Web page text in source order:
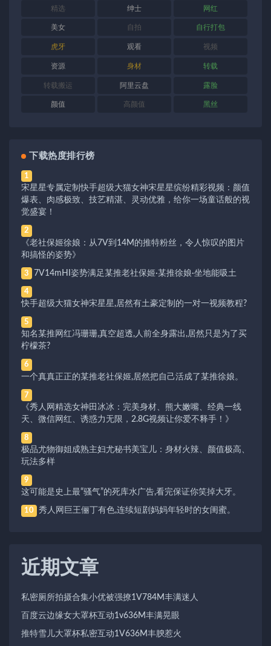
精选 绅士 网红
美女 自拍 自行打包
虎牙 观看 视频
资源 身材 转载
转载搬运 阿里云盘 露脸
颜值 高颜值 黑丝
下载热度排行榜
1
宋星星专属定制快手超级大猫女神宋星星缤纷精彩视频：颜值
爆表、肉感极致、技艺精湛、灵动优雅，给你一场童话般的视
觉盛宴！
2
《老社保姬徐娘：从7V到14M的推特粉丝，令人惊叹的图片
和搞怪的姿势》
3 7V14mHI姿势满足某推老社保姬·某推徐娘·坐地能吸土
4
快手超级大猫女神宋星星,居然有土豪定制的一对一视频教程?
5
知名某推网红冯珊珊,真空超透,人前全身露出,居然只是为了买
柠檬茶?
6
一个真真正正的某推老社保姬,居然把自己活成了某推徐娘。
7
《秀人网精选女神田冰冰：完美身材、熊大嫩嘴、经典一线
天、微信网红、诱惑力无限，2.8G视频让你爱不释手！》
8
极品尤物御姐成熟主妇尤秘书美宝儿：身材火辣、颜值极高、
玩法多样
9
这可能是史上最“骚气”的死库水广告,看完保证你笑掉大牙。
10 秀人网巨王俪丁有色,连续短剧妈妈年轻时的女闺蜜。
近期文章
私密厕所拍摄合集小优被强撩1V784M丰满迷人
百度云边缘女大罩杯互动1v636M丰满晃眼
推特雪儿大罩杯私密互动1V636M丰腴惹火